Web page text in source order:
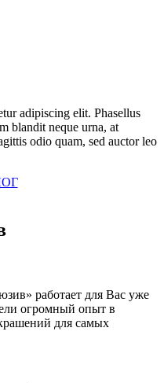
adipiscing elit. Phasellus
blandit neque urna, at
odio quam, sed auctor leo
работает для Вас уже
огромный опыт в
для самых